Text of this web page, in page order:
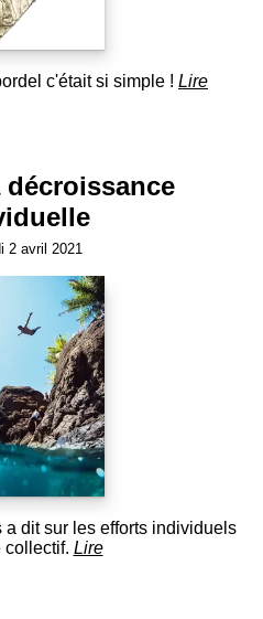
c'était si simple ! Lire
décroissance
2 avril 2021
dit sur les efforts individuels
collectif. Lire